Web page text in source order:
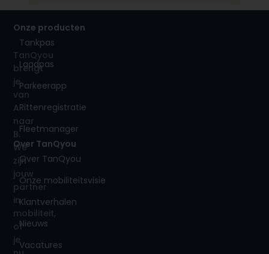
TanQyou
brengt
je
van
A
naar
B.
We
zijn
jouw
partner
in
mobiliteit,
of
je
Onze producten
Tankpas
Laadpas
Parkeerapp
Rittenregistratie
Fleetmanager
Over TanQyou
Over TanQyou
Onze mobiliteitsvisie
Klantverhalen
Nieuws
Vacatures